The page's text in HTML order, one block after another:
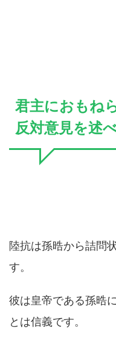
君主におもね
反対意見を述
陸抗は孫晧から詰問
す。
彼は皇帝である孫晧
とは信義です。